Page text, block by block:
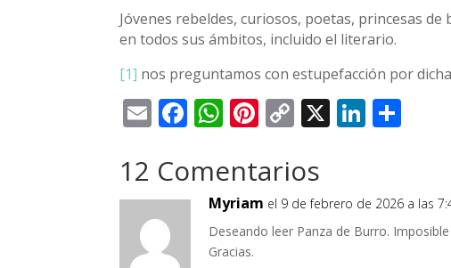
Jóvenes rebeldes, curiosos, poetas, princesas
en todos sus ámbitos, incluido el literario.
[1] nos preguntamos con estupefacción por
EmailFacebook
WhatsApp
Pinterest
Copy
X
12 Comentarios
Myriam el 9 de febrero de 2026 a las
Deseando leer Panza de Burro.
Gracias.